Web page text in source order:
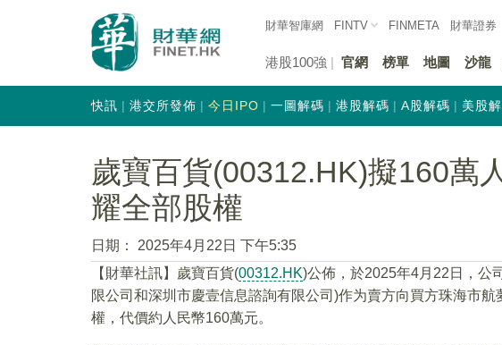
財華智庫網 FINTV FINMETA 財華證券
港股100強 官網 榜單 地圖 沙龍
快訊 港交所發佈 今日IPO 一圖解碼 港股解碼 A股解碼 美股
歲寶百貨(00312.HK)擬160萬
耀全部股權
日期：
2025年4月22日 下午5:35
【財華社訊】歲寶百貨(00312.HK)公佈，於2025年4月22日，公
限公司和深圳市慶壹信息諮詢有限公司)作为賣方向買方珠海市
權，代價約人民幣160萬元。